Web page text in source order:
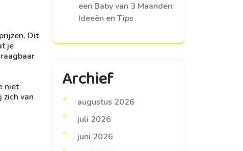
Dit
je
niet
van
een Baby van 3 Maanden:
Ideeën en Tips
Archief
augustus 2026
juli 2026
juni 2026